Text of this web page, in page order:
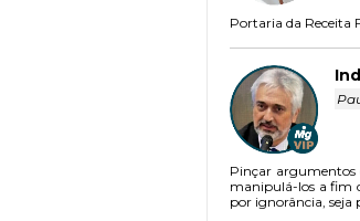
Portaria da Receita
Pinçar argumentos
manipulá-los a fim
por ignorância, seja